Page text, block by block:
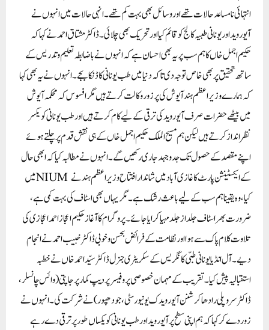
انتہائی نامساعد حالات تھے اور وسائل بھی بہت کم تھے۔ انہی حالات میں انہوں نے
آیوروید اور یونانی طبیہ کالج کو قائم کیا اور تحریک بھی چلائی۔ ڈاکٹر مشتاق احمد نے کہا کہ
حکیم اجمل خاں کا ہم سب پر یہ بھی احسان ہے کہ انہوں نے باضابطہ تعلیم و تدریس کے
ساتھ تحقیق پر بھی خاص توجہ دی تاکہ دنیا میں طب یونانی کا ڈنکا بجے۔ انہوں نے یہ بھی کہا
کہ ہمارے وزیر اعظم ہند آیوش کی پرزور وکالت کرتے ہیں مگر افسوس کہ محکمہ آیوش
میں بیٹھے حضرات صرف آیوروید کی ترقی کے لیے کام کرتے ہیں اور طب یونانی کو یکسر
نظرانداز کرتے ہیں لیکن ہم مسیح الملک حکیم اجمل خاں کے ہی نقش قدم پر چلتے ہوئے
اپنے مقصد کے حصول تک جدوجہد جاری رکھیں گے۔ انہوں نے مطالبہ کیا کہ ابھی حال
میں NIUM کے ایکسٹینشن پارٹ کا غازی آباد میں شاندار افتتاح وزیراعظم ہند نے
کیا، وہ یقینا ہم سب کے لیے باعث رشک ہے۔ مگر یہاں بھی اسٹاف کی بہت کمی ہے،
ضرورت بھر اسٹاف جلد ازجلد مہیا کرایا جائے۔ پروگرام کا آغاز حکیم اعجاز احمد اعجازی کی
تلاوت کلام پاک سے ہوا اور نظامت کے فرائض بحسن و خوبی ڈاکٹر خبیب احمد نے انجام
دیے۔ آل انڈیا یونانی طبّی کانگریس کے سکریٹری جنرل ڈاکٹر سیّد احمد خاں نے خطبہ
استقبالیہ پیش کیا۔ تقریب کے مہمان خصوصی پروفیسر پردیپ کمار پرجاپتی (وائس چانسلر،
ڈاکٹر سروپلی رادھا کرشنن آیورویدک یونیورسٹی، جودھپور) نے شرکت کی۔ انہوں نے
زور دے کر کہا کہ ہم اپنی سطح پر آیوروید اور طب یونانی کو یکساں طور پر ترقی دے رہے